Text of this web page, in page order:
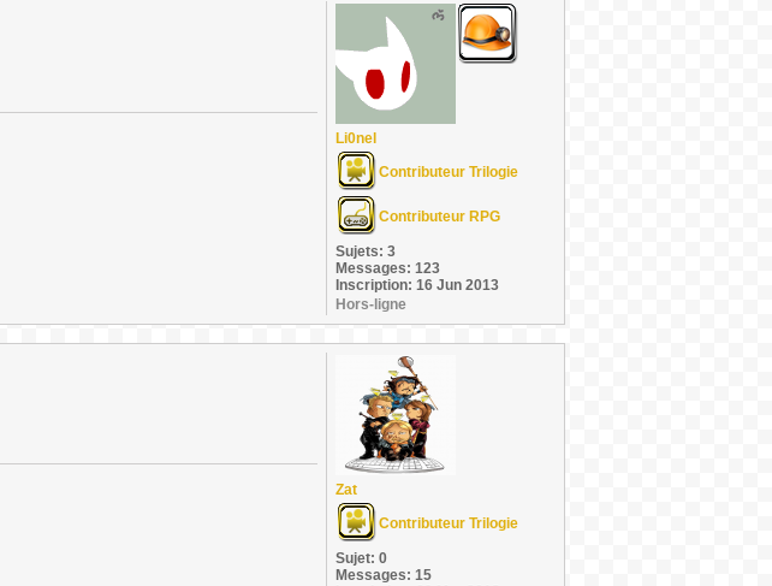
Li0nel
Contributeur Trilogie
Contributeur RPG
Sujets: 3
Messages: 123
Inscription: 16 Jun 2013
Hors-ligne
Zat
Contributeur Trilogie
Sujet: 0
Messages: 15